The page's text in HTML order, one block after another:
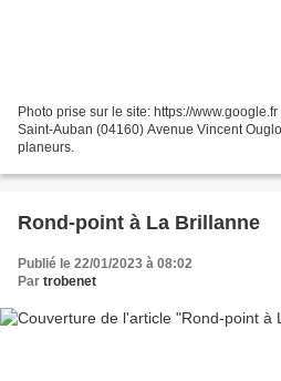
Photo prise sur le site: https://
Saint-Auban (04160) Avenue Vincent
planeurs.
Rond-point à La Brillanne
Publié le 22/01/2023 à 08:02
Par trobenet